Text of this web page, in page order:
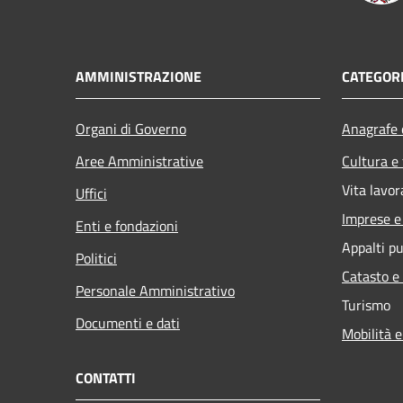
AMMINISTRAZIONE
Organi di Governo
Aree Amministrative
Uffici
Enti e fondazioni
Politici
Personale Amministrativo
Documenti e dati
Cultura
Vita
Imprese
Appalti
Catasto
Turismo
Mobilità
CONTATTI